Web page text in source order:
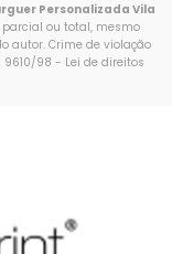
Personalizada Vila
parcial ou total, mesmo
autor. Crime de violação
9610/98 - Lei de direitos